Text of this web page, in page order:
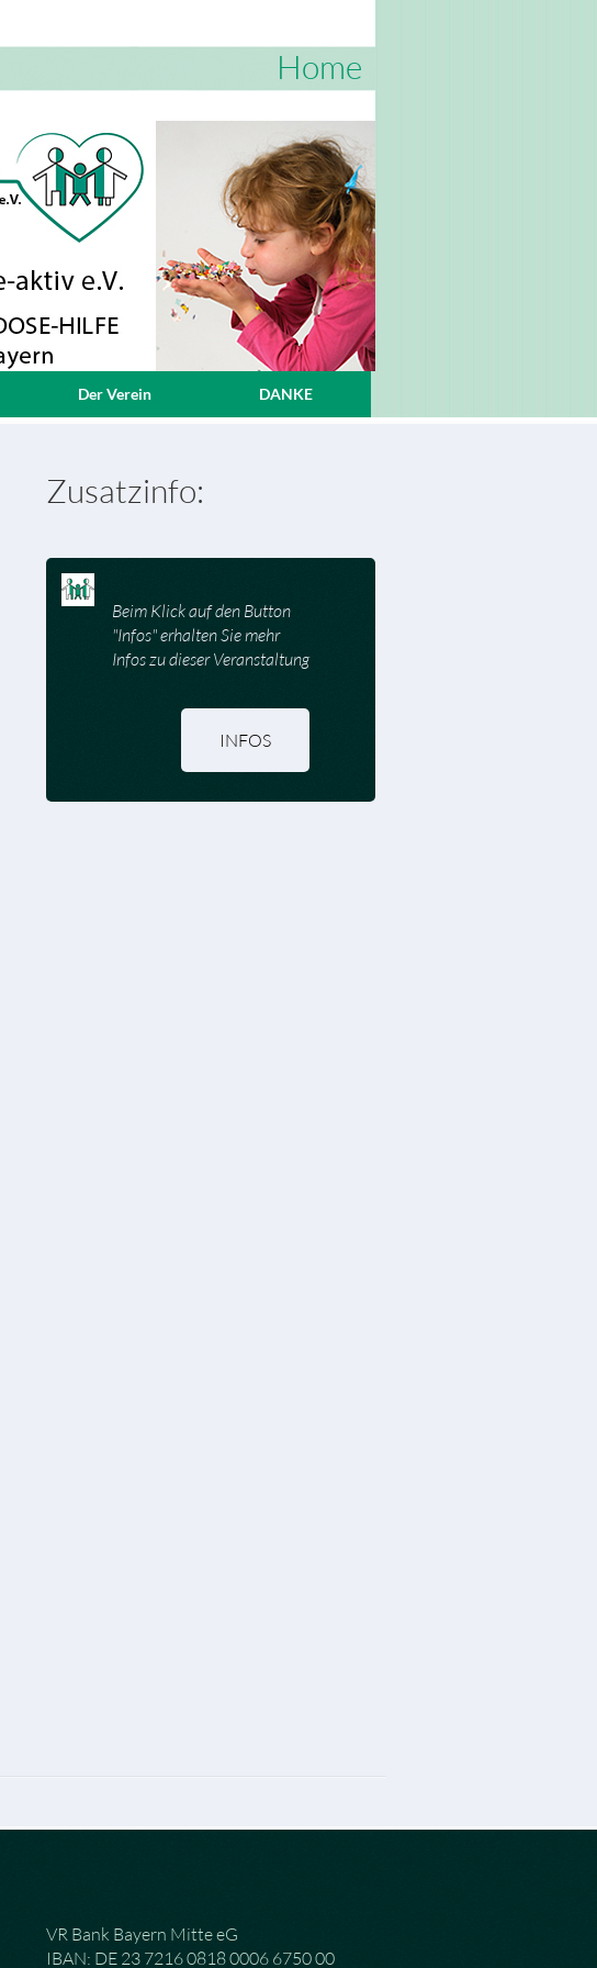
Home
Der Verein DANKE
Zusatzinfo:
Beim Klick auf den Button
"Infos" erhalten Sie mehr
Infos zu dieser Veranstaltung
INFOS
VR Bank Bayern Mitte eG
IBAN: DE 23 7216 0818 0006 6750 00